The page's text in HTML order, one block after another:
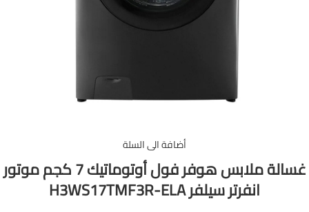
أضافة الى السلة
غسالة ملابس هوفر فول أوتوماتيك 7 كجم موتور
انفرتر سيلفر H3WS17TMF3R-ELA